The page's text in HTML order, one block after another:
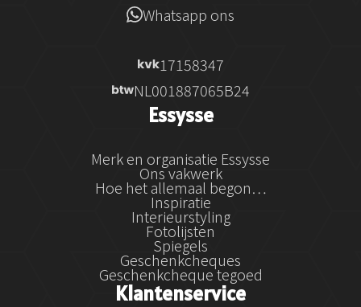
Whatsapp ons
17158347
NL001887065B24
Essysse
Merk en organisatie Essysse
Ons vakwerk
Hoe het allemaal begon…
Inspiratie
Interieurstyling
Fotolijsten
Spiegels
Geschenkcheques
Geschenkcheque tegoed
Klantenservice